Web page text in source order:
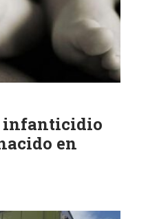
infanticidio
en